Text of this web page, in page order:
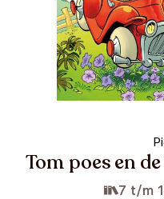
Tom poes en
7 t/m